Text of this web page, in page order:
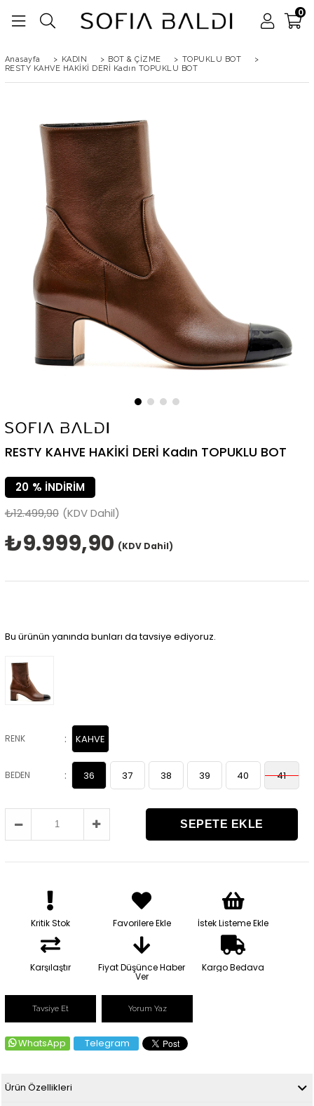
0
Anasayfa > KADIN > BOT & ÇİZME > TOPUKLU BOT
>
RESTY KAHVE HAKİKİ DERİ Kadın TOPUKLU BOT
RESTY KAHVE HAKİKİ DERİ Kadın TOPUKLU BOT
%
20
İNDIRIM
₺12.499,90 (KDV Dahil)
₺9.999,90 (KDV Dahil)
Bu ürünün yanında bunları da tavsiye ediyoruz.
RENK : KAHVE
BEDEN : 36 37 38 39 40 41
Kritik Stok Favorilere Ekle İstek Listeme Ekle
Karşılaştır Fiyat Düşünce Haber
Ver
Kargo Bedava
Tavsiye Et Yorum Yaz
WhatsApp Telegram
Ürün Özellikleri